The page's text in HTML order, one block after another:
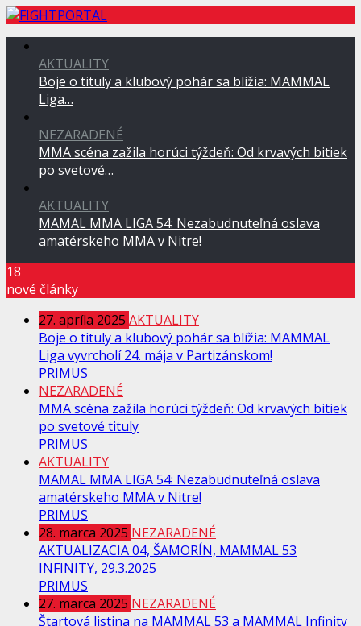
AKTUALITY
Boje o tituly a klubový pohár sa blížia: MAMMAL
Liga…
NEZARADENÉ
MMA scéna zažila horúci týždeň: Od krvavých bitiek
po svetové…
AKTUALITY
MAMAL MMA LIGA 54: Nezabudnuteľná oslava
amatérskeho MMA v Nitre!
18
nové články
27. apríla 2025 AKTUALITY
Boje o tituly a klubový pohár sa blížia: MAMMAL
Liga vyvrcholí 24. mája v Partizánskom!
PRIMUS
NEZARADENÉ
MMA scéna zažila horúci týždeň: Od krvavých bitiek
po svetové tituly
PRIMUS
AKTUALITY
MAMAL MMA LIGA 54: Nezabudnuteľná oslava
amatérskeho MMA v Nitre!
PRIMUS
28. marca 2025 NEZARADENÉ
AKTUALIZACIA 04, ŠAMORÍN, MAMMAL 53
INFINITY, 29.3.2025
PRIMUS
27. marca 2025 NEZARADENÉ
Štartová listina na MAMMAL 53 a MAMMAL Infinity